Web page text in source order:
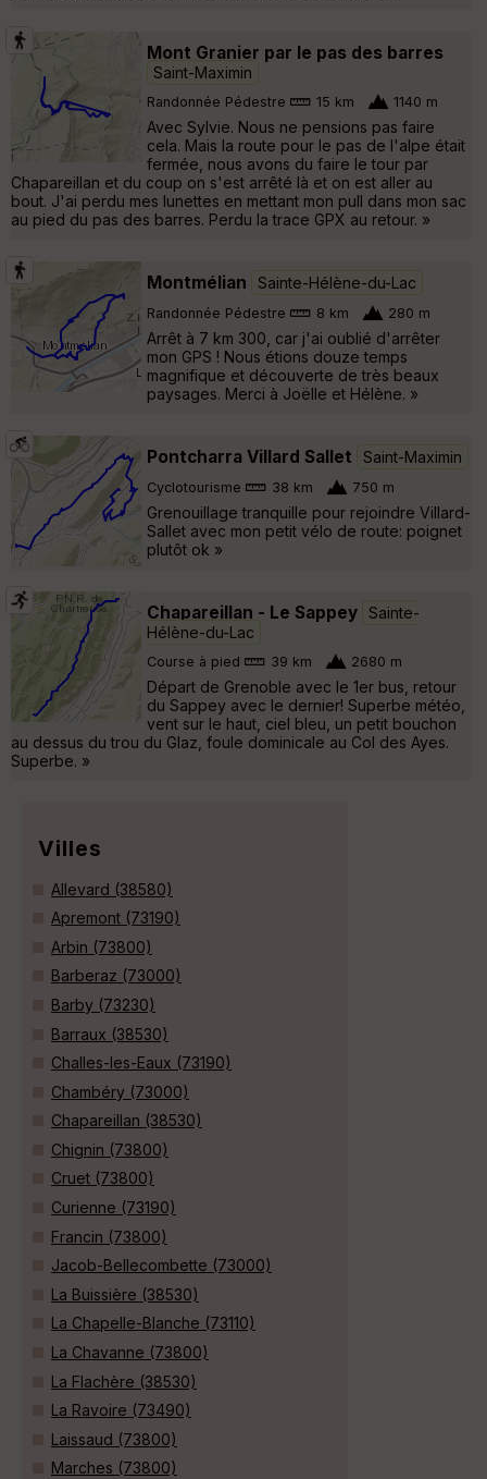
Mont Granier par le pas des barres
Saint-Maximin
Randonnée Pédestre 15 km 1140 m
Avec Sylvie. Nous ne pensions pas faire
cela. Mais la route pour le pas de l'alpe était
fermée, nous avons du faire le tour par
Chapareillan et du coup on s'est arrêté là et on est aller au
bout. J'ai perdu mes lunettes en mettant mon pull dans mon sac
au pied du pas des barres. Perdu la trace GPX au retour. »
Montmélian Sainte-Hélène-du-Lac
Randonnée Pédestre 8 km 280 m
Arrêt à 7 km 300, car j'ai oublié d'arrêter
mon GPS ! Nous étions douze temps
magnifique et découverte de très beaux
paysages. Merci à Joëlle et Hélène. »
Pontcharra Villard Sallet Saint-Maximin
Cyclotourisme 38 km 750 m
Grenouillage tranquille pour rejoindre Villard-
Sallet avec mon petit vélo de route: poignet
plutôt ok »
Chapareillan - Le Sappey Sainte-
Hélène-du-Lac
Course à pied 39 km 2680 m
Départ de Grenoble avec le 1er bus, retour
du Sappey avec le dernier! Superbe météo,
vent sur le haut, ciel bleu, un petit bouchon
au dessus du trou du Glaz, foule dominicale au Col des Ayes.
Superbe. »
Villes
Allevard (38580)
Apremont (73190)
Arbin (73800)
Barberaz (73000)
Barby (73230)
Barraux (38530)
Challes-les-Eaux (73190)
Chambéry (73000)
Chapareillan (38530)
Chignin (73800)
Cruet (73800)
Curienne (73190)
Francin (73800)
Jacob-Bellecombette (73000)
La Buissière (38530)
La Chapelle-Blanche (73110)
La Chavanne (73800)
La Flachère (38530)
La Ravoire (73490)
Laissaud (73800)
Marches (73800)